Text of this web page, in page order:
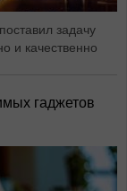
задачу
и качественно
гаджетов